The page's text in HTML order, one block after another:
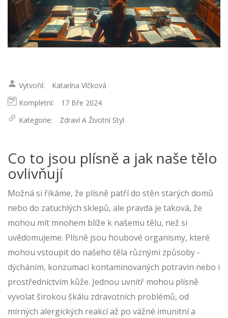
Vytvořil:
Katarína Vlčková
Kompletní:
17 Bře 2024
Kategorie:
Zdraví A Životní Styl
Co to jsou plísně a jak naše tělo
ovlivňují
Možná si říkáme, že plísně patří do stěn starých domů
nebo do zatuchlých sklepů, ale pravda je taková, že
mohou mít mnohem blíže k našemu tělu, než si
uvědomujeme. Plísně jsou houbové organismy, které
mohou vstoupit do našeho těla různými způsoby -
dýcháním, konzumací kontaminovaných potravin nebo i
prostřednictvím kůže. Jednou uvnitř mohou plísně
vyvolat širokou škálu zdravotních problémů, od
mírných alergických reakcí až po vážné imunitní a